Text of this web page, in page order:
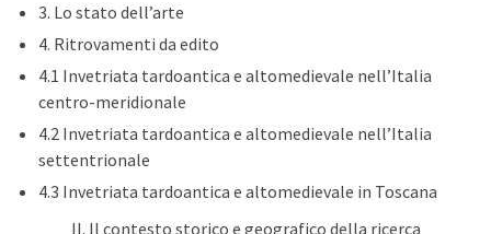
3. Lo stato dell’arte
4. Ritrovamenti da edito
4.1 Invetriata tardoantica e altomedievale nell’Italia
centro-meridionale
4.2 Invetriata tardoantica e altomedievale nell’Italia
settentrionale
4.3 Invetriata tardoantica e altomedievale in Toscana
II. Il contesto storico e geografico della ricerca